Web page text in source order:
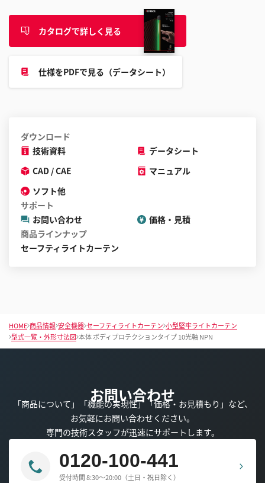
カタログで詳しく見る
仕様をPDFで見る（データシート）
ダウンロード
技術資料
データシート
CAD / CAE
マニュアル
ソフト他
サポート
お問い合わせ
価格・見積
商品ラインナップ
セーフティライトカーテン
HOME 商品情報 安全機器 セーフティライトカーテン 小型堅牢ライトカーテン
型式一覧・外形寸法図 本体 ボディプロテクションタイプ 10光軸 NPN
お問い合わせ
「商品について」「機能の実現性」「価格・お見積もり」など、
お気軽にお問い合わせください。
専門の技術スタッフが迅速にサポートします。
0120-100-441
受付時間 8:30～20:00（土日・祝日除く）